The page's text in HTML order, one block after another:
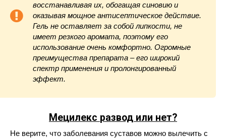
восстанавливая их, обогащая синовию и
оказывая мощное антисептическое действие.
Гель не оставляет за собой липкости, не
имеет резкого аромата, поэтому его
использование очень комфортно. Огромные
преимущества препарата – его широкий
спектр применения и пролонгированный
эффект.
Мецилекс развод или нет?
Не верите, что заболевания суставов можно вылечить с